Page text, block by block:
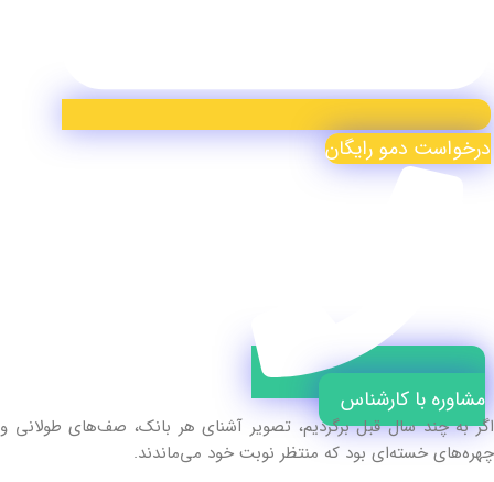
درخواست دمو رایگان
مشاوره با کارشناس
اگر به چند سال قبل برگردیم، تصویر آشنای هر بانک، صف‌های طولانی و
چهره‌های خسته‌ای بود که منتظر نوبت خود می‌ماندند.